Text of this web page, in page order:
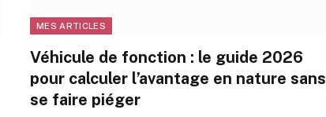
MES ARTICLES
Véhicule de fonction : le guide 2026
pour calculer l’avantage en nature sans
se faire piéger